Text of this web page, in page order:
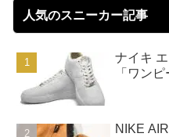
人気のスニーカー記事
ナイキ
「ワンピ
NIKE